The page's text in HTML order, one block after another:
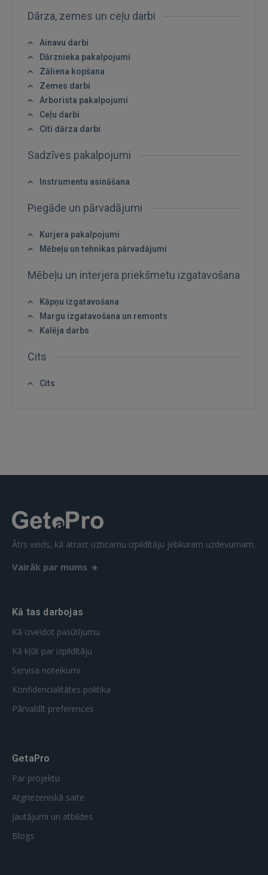
Aizmirsāt paroli?
GOOGLE
 Sign in with Apple
Vēl neesat reģistrējies?
REĢISTRĀCIJA
Dārza, zemes un ceļu darbi
Ainavu darbi
Dārznieka pakalpojumi
Zāliena kopšana
Zemes darbi
Arborista pakalpojumi
Ceļu darbi
Citi dārza darbi
Sadzīves pakalpojumi
Instrumentu asināšana
Piegāde un pārvadājumi
Kurjera pakalpojumi
Mēbeļu un tehnikas pārvadājumi
Mēbeļu un interjera priekšmetu izgatavošana
Kāpņu izgatavošana
Margu izgatavošana un remonts
Kalēja darbs
Cits
Cits
Ātrs veids, kā atrast uzticamu izpildītāju jebkuram uzdevumam.
Vairāk par mums
Kā tas darbojas
Kā izveidot pasūtījumu
Kā kļūt par izpildītāju
Servisa noteikumi
Konfidencialitātes politika
Pārvaldīt preferences
GetaPro
Par projektu
Atgriezeniskā saite
Jautājumi un atbildes
Blogs